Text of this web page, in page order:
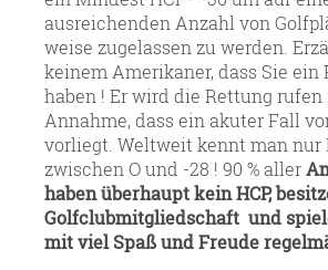
ausreichenden Anzahl von
weise zugelassen zu werden.
keinem Amerikaner, dass Sie ein
haben ! Er wird die Rettung rufen
Annahme, dass ein akuter Fall
vorliegt. Weltweit kennt man nur
zwischen O und -28 ! 90 % aller
haben überhaupt kein HCP,
Golfclubmitgliedschaft und
mit viel Spaß und Freude